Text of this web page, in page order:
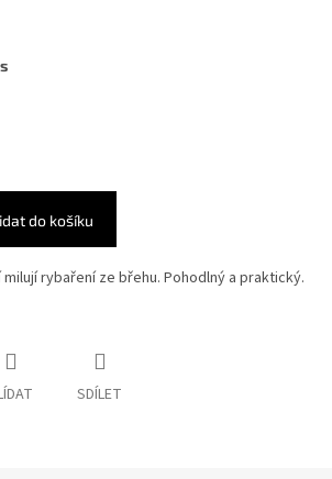
do košíku
rybaření ze břehu. Pohodlný a praktický.
SDÍLET